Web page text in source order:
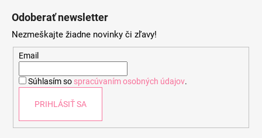
Odoberať newsletter
Nezmeškajte žiadne novinky či zľavy!
Email
Súhlasím so spracúvaním osobných údajov.
PRIHLÁSIŤ SA